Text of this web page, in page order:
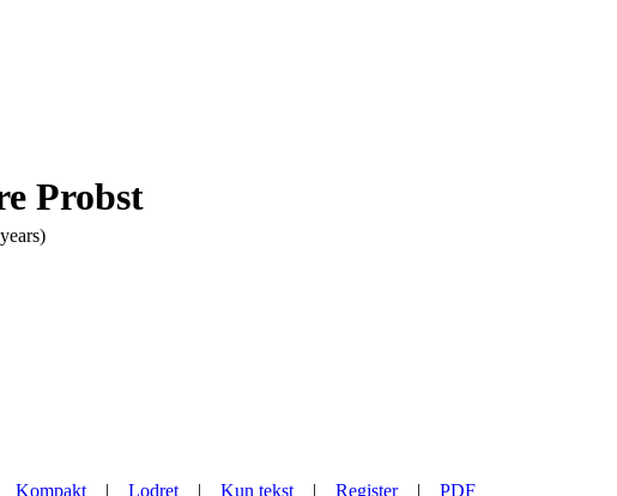
Probst
Kompakt | Lodret | Kun tekst | Register| PDF